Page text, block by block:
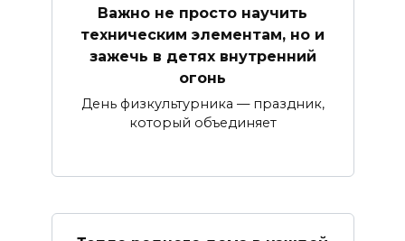
Важно не просто научить
техническим элементам, но и
зажечь в детях внутренний
огонь
День физкультурника — праздник,
который объединяет